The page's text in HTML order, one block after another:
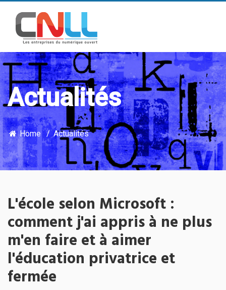
Actualités
Home Actualités
L'école selon Microsoft :
comment j'ai appris à ne plus
m'en faire et à aimer
l'éducation privatrice et
fermée